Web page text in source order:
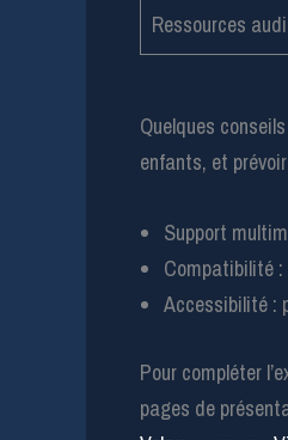
Ressources
Quelques
enfants, et
Support
Compatibilité :
Accessibilité :
Pour compléter
pages de